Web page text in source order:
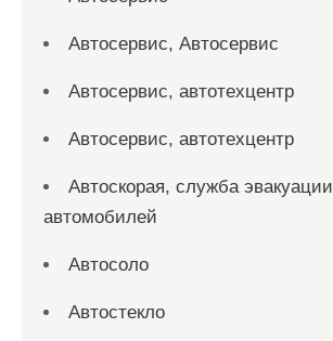
Автосервис, Автосервис
Автосервис, автотехцентр
Автосервис, автотехцентр
Автоскорая, служба эвакуации
автомобилей
Автосоло
Автостекло